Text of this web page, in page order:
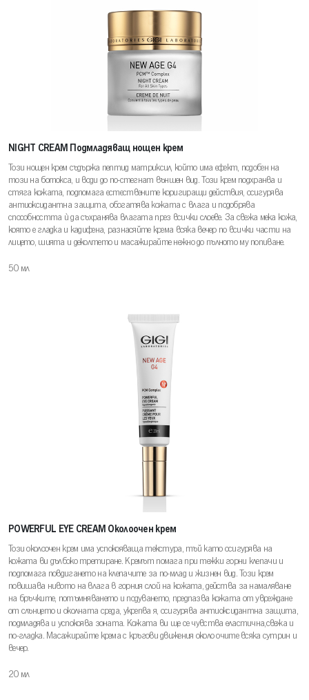
NIGHT CREAM Подмладяващ нощен крем
Този нощен крем съдържа пептид матриксил, който има ефект, подобен на
този на ботокса, и води до по-стегнат външен вид. Този крем подхранва и
стяга кожата, подпомага естествените коригиращи действия, осигурява
антиоксидантна защита, обогатява кожата с влага и подобрява
способността є да съхранява влагата през всички слоеве. За свежа мека кожа,
която е гладка и кадифена, разнасяйте крема всяка вечер по всички части на
лицето, шията и деколтето и масажирайте нежно до пълното му попиване.
50 мл
POWERFUL EYE CREAM Околоочен крем
Този околоочен крем има успокояваща текстура, тъй като осигурява на
кожата ви дълбоко третиране. Кремът помага при тежки горни клепачи и
подпомага повдигането на клепачите за по-млад и жизнен вид. Този крем
повишава нивото на влага в горния слой на кожата, действа за намаляване
на бръчките, потъмняването и подуването, предпазва кожата от увреждане
от слънцето и околната среда, укрепва я, осигурява антиоксидантна защита,
подмладява и успокоява зоната. Кожата ви ще се чувства еластична,свежа и
по-гладка. Масажирайте крема с кръгови движения около очите всяка сутрин и
вечер.
20 мл